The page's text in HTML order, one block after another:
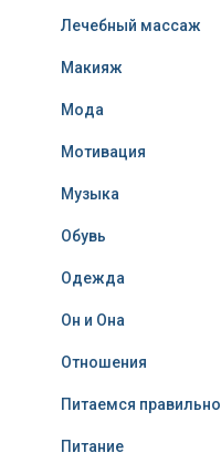
Лечебный массаж
Макияж
Мода
Мотивация
Музыка
Обувь
Одежда
Он и Она
Отношения
Питаемся правильно
Питание